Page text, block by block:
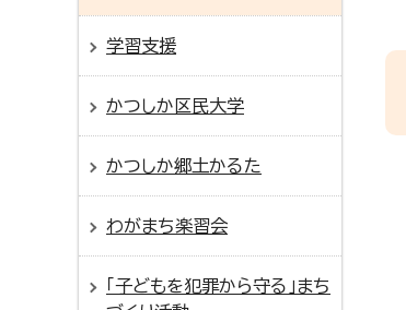
学習支援
かつしか区民大学
かつしか郷土かるた
わがまち楽習会
「子どもを犯罪から守る」まち